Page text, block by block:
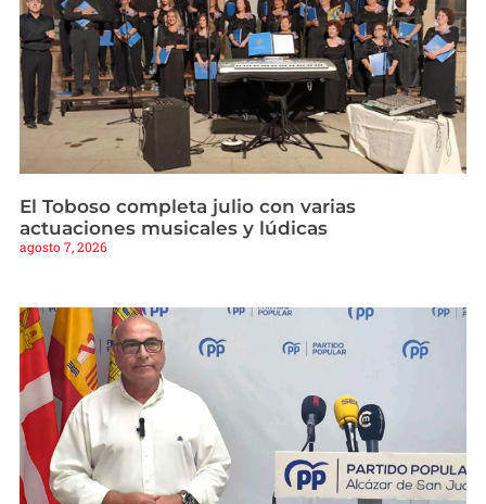
El Toboso completa julio con varias
actuaciones musicales y lúdicas
agosto 7, 2026